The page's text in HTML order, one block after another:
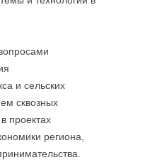
и сельских
сквозных
проектах
региона,